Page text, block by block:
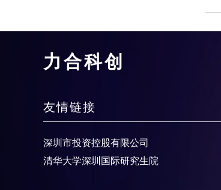
力合科创
友情链接
深圳市投资控股有限公司
清华大学深圳国际研究生院